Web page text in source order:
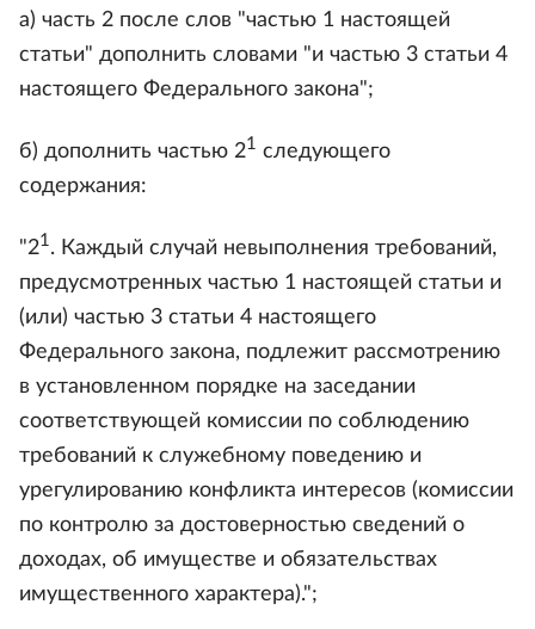
а) часть 2 после слов "частью 1 настоящей
статьи" дополнить словами "и частью 3 статьи 4
настоящего Федерального закона";
б) дополнить частью 21 следующего
содержания:
"21. Каждый случай невыполнения требований,
предусмотренных частью 1 настоящей статьи и
(или) частью 3 статьи 4 настоящего
Федерального закона, подлежит рассмотрению
в установленном порядке на заседании
соответствующей комиссии по соблюдению
требований к служебному поведению и
урегулированию конфликта интересов (комиссии
по контролю за достоверностью сведений о
доходах, об имуществе и обязательствах
имущественного характера).";